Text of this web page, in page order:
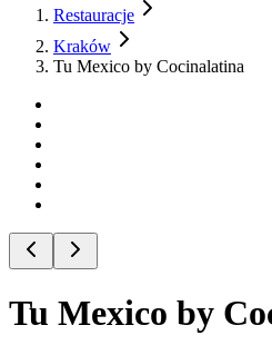
Restauracje
Kraków
Tu Mexico by Cocinalatina
Tu Mexico by